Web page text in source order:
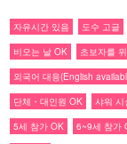
자유시간 있음 도수 고글
비오는 날 OK
초보자를
외국어 대응(English
단체・대인원 OK
샤워 시
5세 참가 OK
6~9세 참가